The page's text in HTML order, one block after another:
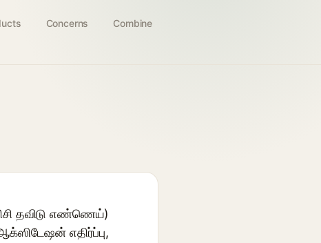
Concerns Combine
தவிடு எண்ணெய்)
எதிர்ப்பு,